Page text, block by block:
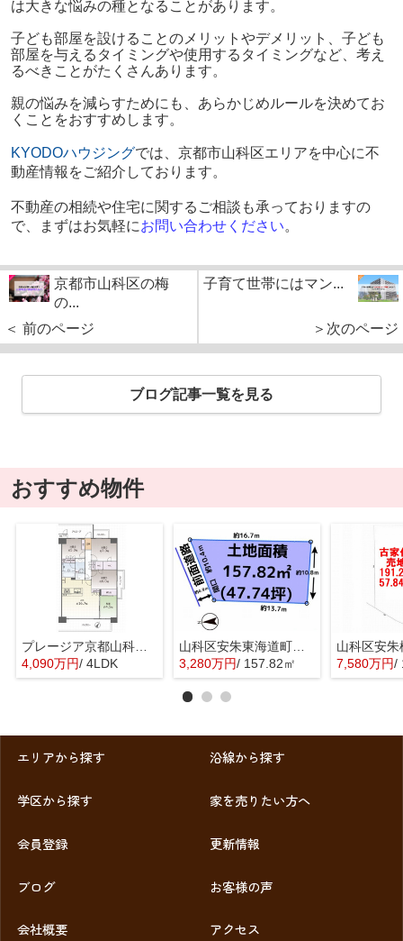
は大きな悩みの種となることがあります。
子ども部屋を設けることのメリットやデメリット、子ども
部屋を与えるタイミングや使用するタイミングなど、考え
るべきことがたくさんあります。
親の悩みを減らすためにも、あらかじめルールを決めてお
くことをおすすめします。
KYODOハウジングでは、京都市山科区エリアを中心に不
動産情報をご紹介しております。
不動産の相続や住宅に関するご相談も承っておりますの
で、まずはお気軽にお問い合わせください。
京都市山科区の梅
の...
＜ 前のページ
子育て世帯にはマン...
＞次のページ
ブログ記事一覧を見る
おすすめ物件
プレージア京都山科東野
4,090万円/ 4LDK
山科区安朱東海道町 売地
3,280万円/ 157.82㎡ 7,580万円/
エリアから探す 沿線から探す
学区から探す 家を売りたい方へ
会員登録 更新情報
ブログ お客様の声
会社概要 アクセス